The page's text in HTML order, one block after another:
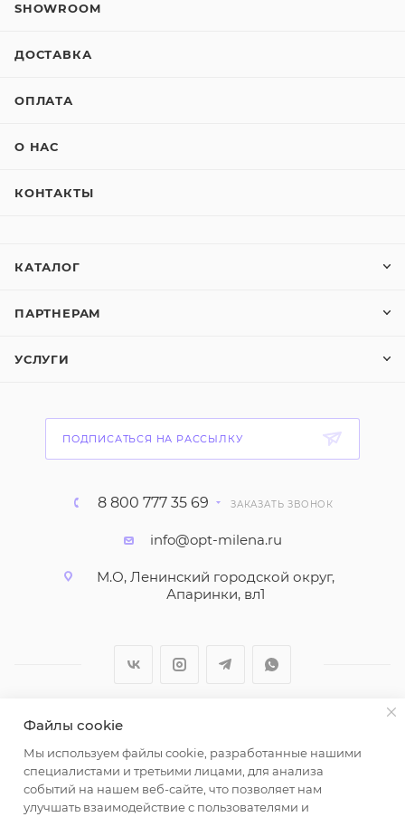
SHOWROOM
ДОСТАВКА
ОПЛАТА
О НАС
КОНТАКТЫ
КАТАЛОГ
ПАРТНЕРАМ
УСЛУГИ
ПОДПИСАТЬСЯ НА РАССЫЛКУ
8 800 777 35 69 ЗАКАЗАТЬ ЗВОНОК
info@opt-milena.ru
М.О, Ленинский городской округ,
Апаринки, вл1
2026 © ООО "Вайт Текстиль групп"
Любая информация на сайте носит справочный
характер и не является публичной офертой
определяемой положениями пункта 2 статьи 437
Файлы cookie
Мы используем файлы cookie, разработанные нашими
специалистами и третьими лицами, для анализа
событий на нашем веб-сайте, что позволяет нам
улучшать взаимодействие с пользователями и